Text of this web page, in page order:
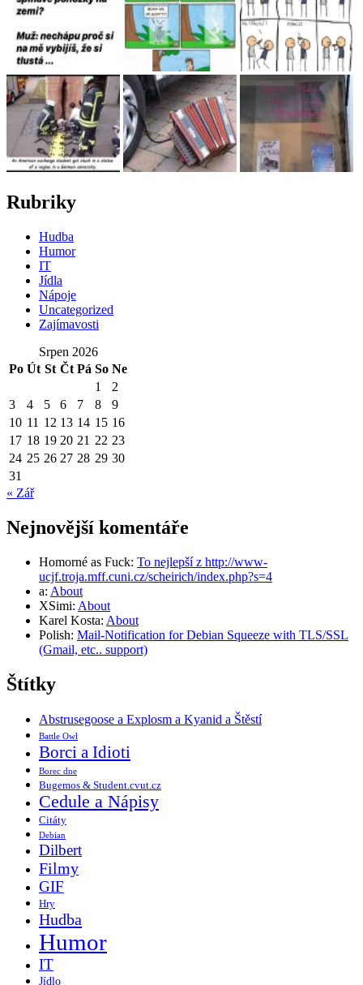
Rubriky
Hudba
Humor
IT
Jídla
Nápoje
Uncategorized
Zajímavosti
Srpen 2026
Po Út St Čt Pá So Ne
1
2
3
4 5 6 7 8
9
10 11 12 13 14 15 16
17 18 19 20 21 22 23
24 25 26 27 28 29 30
31
« Zář
Nejnovější komentáře
Homorné as Fuck: To nejlepší z http://www-
ucjf.troja.mff.cuni.cz/scheirich/index.php?s=4
a: About
XSimi: About
Karel Kosta: About
Polish: Mail-Notification for Debian Squeeze with TLS/SSL
(Gmail, etc.. support)
Štítky
Abstrusegoose a Explosm a Kyanid a Štěstí
Battle Owl
Borci a Idioti
Borec dne
Bugemos & Student.cvut.cz
Cedule a Nápisy
Citáty
Debian
Dilbert
Filmy
GIF
Hry
Hudba
Humor
IT
Jídlo